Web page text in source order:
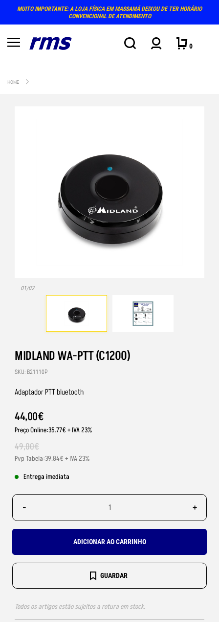
MUITO IMPORTANTE: A LOJA FÍSICA EM MASSAMÁ DEIXOU DE TER HORÁRIO
CONVENCIONAL DE ATENDIMENTO
0
HOME
01/02
MIDLAND WA-PTT (C1200)
SKU: B21110P
Adaptador PTT bluetooth
44,00€
Preço Online:35.77€ + IVA 23%
49,00€
Pvp Tabela:39.84€ + IVA 23%
Entrega imediata
- +
ADICIONAR AO CARRINHO
GUARDAR
Todos os artigos estão sujeitos a rotura em stock.